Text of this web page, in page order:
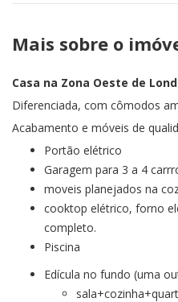
Mais sobre o
Casa na Zona Oeste de
Diferenciada, com cômodos
Acabamento e móveis de
Portão elétrico
Garagem para 3 a 4
moveis planejados na
cooktop elétrico, forno
completo.
Piscina
Edícula no fundo (uma